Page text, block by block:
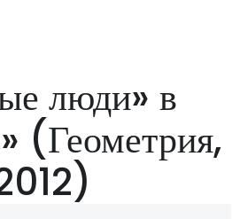
люди» в
(Геометрия,